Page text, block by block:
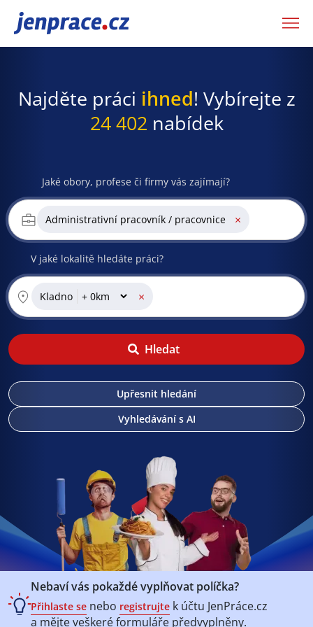
JenPráce.cz
Najděte práci ihned! Vybírejte z
24 402 nabídek
Jaké obory, profese či firmy vás zajímají?
Administrativní pracovník / pracovnice ×
V jaké lokalitě hledáte práci?
Kladno ×
Hledat
Upřesnit hledání
Vyhledávání s AI
Nebaví vás pokaždé vyplňovat políčka?
Přihlaste se nebo registrujte k účtu JenPráce.cz
a mějte veškeréformuláře předvyplněny.